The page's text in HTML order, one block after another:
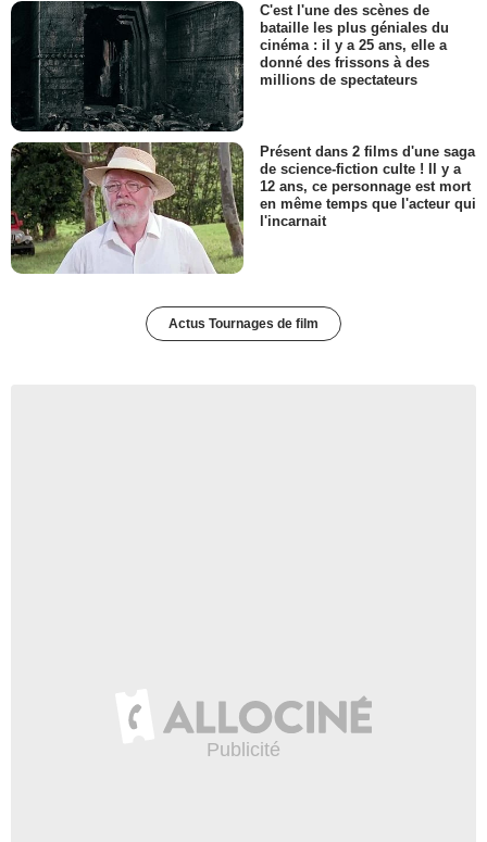
C'est l'une des scènes de
bataille les plus géniales du
cinéma : il y a 25 ans, elle a
donné des frissons à des
millions de spectateurs
Présent dans 2 films d'une saga
de science-fiction culte ! Il y a
12 ans, ce personnage est mort
en même temps que l'acteur qui
l'incarnait
Actus Tournages de film